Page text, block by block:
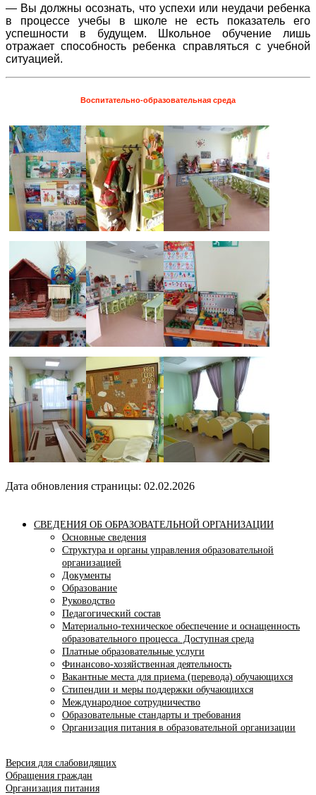
— Вы должны осознать, что успехи или неудачи ребенка
в процессе учебы в школе не есть показатель его
успешности в будущем. Школьное обучение лишь
отражает способность ребенка справляться с учебной
ситуацией.
Воспитательно-образовательная среда
Дата обновления страницы: 02.02.2026
СВЕДЕНИЯ ОБ ОБРАЗОВАТЕЛЬНОЙ ОРГАНИЗАЦИИ
Основные сведения
Структура и органы управления образовательной
организацией
Документы
Образование
Руководство
Педагогический состав
Материально-техническое обеспечение и оснащенность
образовательного процесса. Доступная среда
Платные образовательные услуги
Финансово-хозяйственная деятельность
Вакантные места для приема (перевода) обучающихся
Стипендии и меры поддержки обучающихся
Международное сотрудничество
Образовательные стандарты и требования
Организация питания в образовательной организации
Версия для слабовидящих
Обращения граждан
Организация питания